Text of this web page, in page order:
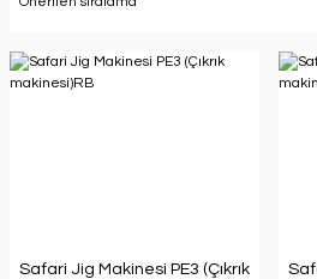
Safari Jig Makinesi PE3 (Çıkrık